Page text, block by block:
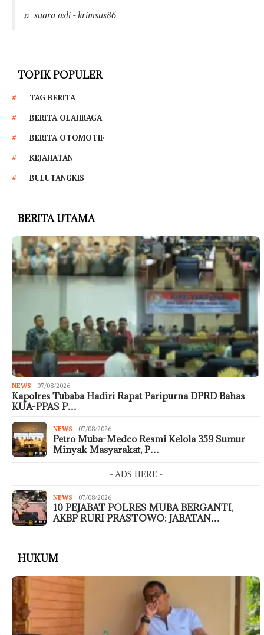
♬ suara asli - krimsus86
TOPIK POPULER
TAG BERITA
BERITA OLAHRAGA
BERITA OTOMOTIF
KEJAHATAN
BULUTANGKIS
BERITA UTAMA
NEWS 07/08/2026
Kapolres Tubaba Hadiri Rapat Paripurna DPRD Bahas
KUA-PPAS P…
NEWS 07/08/2026
Petro Muba-Medco Resmi Kelola 359 Sumur
Minyak Masyarakat, P…
- ADS HERE -
NEWS 07/08/2026
10 PEJABAT POLRES MUBA BERGANTI,
AKBP RURI PRASTOWO: JABATAN…
HUKUM